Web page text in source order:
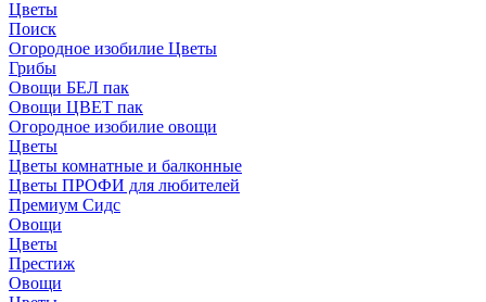
Цветы
Поиск
Огородное изобилие Цветы
Грибы
Овощи БЕЛ пак
Овощи ЦВЕТ пак
Огородное изобилие овощи
Цветы
Цветы комнатные и балконные
Цветы ПРОФИ для любителей
Премиум Сидс
Овощи
Цветы
Престиж
Овощи